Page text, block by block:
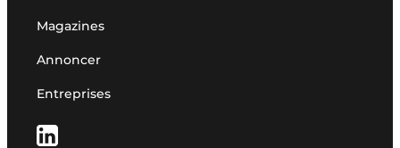
Magazines
Annoncer
Entreprises